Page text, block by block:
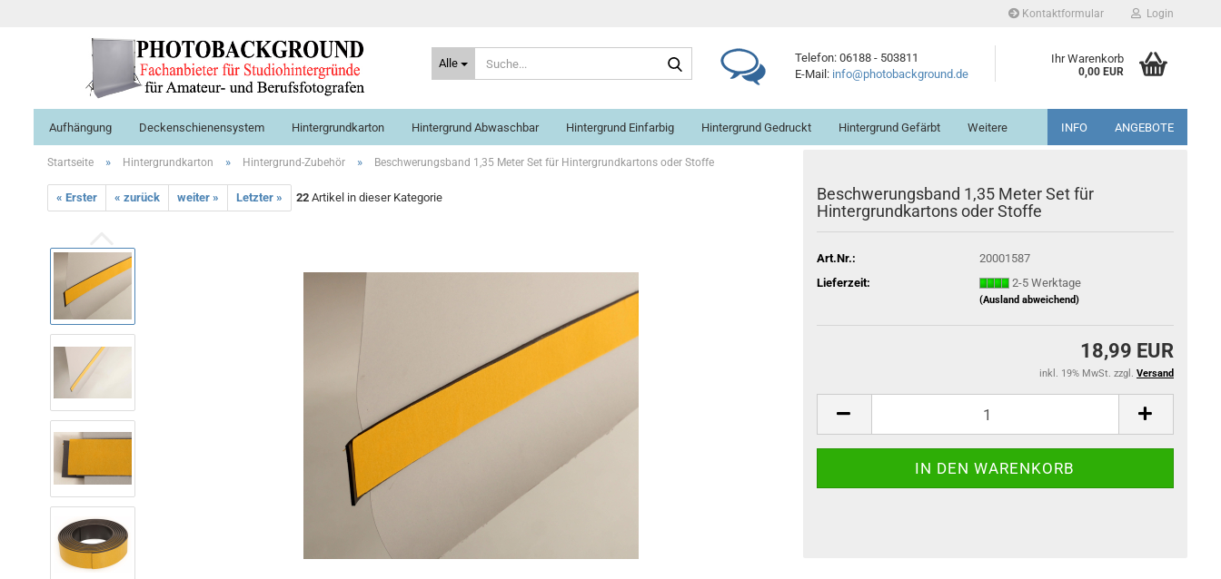
Kontaktformular Login
Alle
Suche...
Telefon: 06188 - 503811
E-Mail: info@photobackground.de
Ihr Warenkorb
0,00 EUR
Aufhängung Deckenschienensystem Hintergrundkarton Hintergrund Abwaschbar Hintergrund Einfarbig Hintergrund Gedruckt Hintergrund Gefärbt INFO ANGEBOTE
Weitere
Startseite » Hintergrundkarton » Hintergrund-Zubehör » Beschwerungsband 1,35 Meter Set für Hintergrundkartons oder Stoffe
« Erster « zurück weiter » Letzter » 22 Artikel in dieser Kategorie
Beschwerungsband 1,35 Meter Set für
Hintergrundkartons oder Stoffe
Art.Nr.:
20001587
Lieferzeit:
2-5 Werktage
(Ausland abweichend)
18,99 EUR
inkl. 19% MwSt. zzgl. Versand